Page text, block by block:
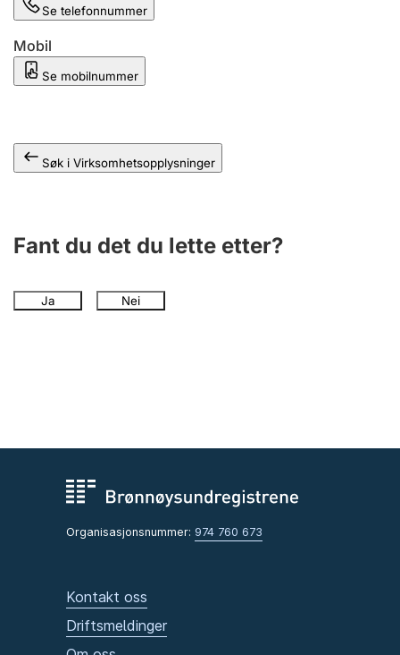
Se telefonnummer
Mobil
Se mobilnummer
Søk i Virksomhetsopplysninger
Fant du det du lette etter?
Ja Nei
Organisasjonsnummer: 974 760 673
Kontakt oss
Driftsmeldinger